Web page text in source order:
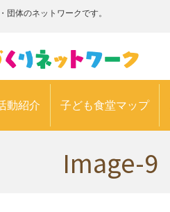
体のネットワークです。
動紹介 子ども食堂マップ
Image-9